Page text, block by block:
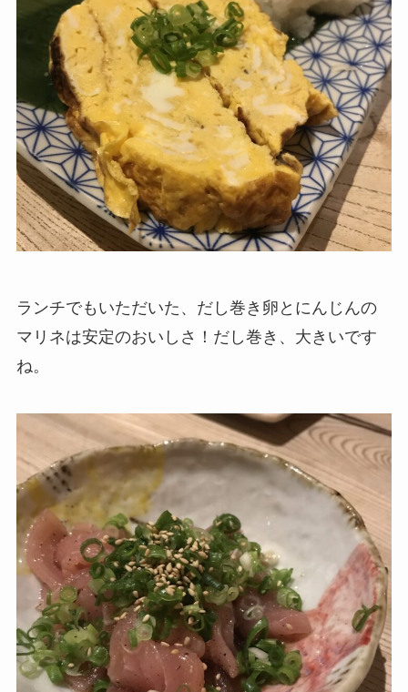
ランチでもいただいた、だし巻き卵とにんじんの
マリネは安定のおいしさ！だし巻き、大きいです
ね。